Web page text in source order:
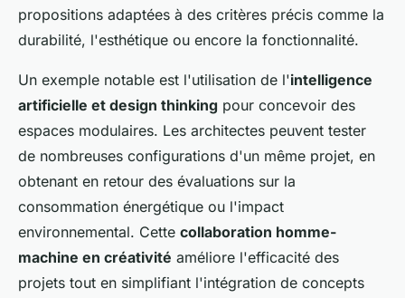
propositions adaptées à des critères précis comme la
durabilité, l'esthétique ou encore la fonctionnalité.
Un exemple notable est l'utilisation de l'intelligence
artificielle et design thinking pour concevoir des
espaces modulaires. Les architectes peuvent tester
de nombreuses configurations d'un même projet, en
obtenant en retour des évaluations sur la
consommation énergétique ou l'impact
environnemental. Cette collaboration homme-
machine en créativité améliore l'efficacité des
projets tout en simplifiant l'intégration de concepts